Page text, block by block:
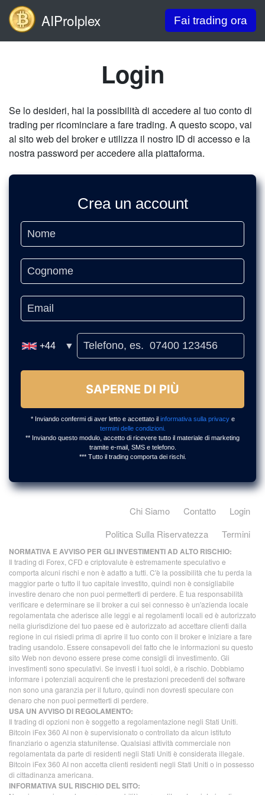
AIProIplex Fai trading ora
Login
Se lo desideri, hai la possibilità di accedere al tuo conto di
trading per ricominciare a fare trading. A questo scopo, vai
al sito web del broker e utilizza il nostro ID di accesso e la
nostra password per accedere alla piattaforma.
Chi Siamo Contatto
Login
Politica Sulla Riservatezza
Termini
NORMATIVA E AVVISO PER GLI INVESTIMENTI AD ALTO RISCHIO:
Il trading di Forex, CFD e criptovalute è estremamente speculativo e
comporta alcuni rischi e non è adatto a tutti. C'è la possibilità che tu perda la
maggior parte o tutto il tuo capitale investito, quindi non è consigliabile
investire denaro che non puoi permetterti di perdere. È tua responsabilità
verificare e determinare se il broker a cui sei connesso è un'azienda locale
regolamentata che aderisce alle leggi e ai regolamenti locali ed è autorizzato
nella giurisdizione del tuo paese ed è autorizzato ad accettare clienti dalla
regione in cui risiedi prima di aprire il tuo conto con il broker e iniziare a fare
trading usandolo. Essere consapevoli del fatto che le informazioni su questo
sito Web non devono essere prese come consigli di investimento. Gli
investimenti sono speculativi. Se investi i tuoi soldi, è a rischio. Dobbiamo
informare i potenziali acquirenti che le prestazioni precedenti del software
non sono una garanzia per il futuro, quindi non dovresti speculare con
denaro che non puoi permetterti di perdere.
USA UN AVVISO DI REGOLAMENTO:
Il trading di opzioni non è soggetto a regolamentazione negli Stati Uniti.
Bitcoin iFex 360 AI non è supervisionato o controllato da alcun istituto
finanziario o agenzia statunitense. Qualsiasi attività commerciale non
regolamentata da parte di residenti negli Stati Uniti è considerata illegale.
Bitcoin iFex 360 AI non accetta clienti residenti negli Stati Uniti o in possesso
di cittadinanza americana.
INFORMATIVA SUL RISCHIO DEL SITO: